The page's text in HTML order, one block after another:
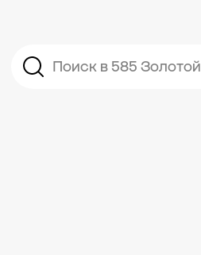
Поиск в 585 Золотой